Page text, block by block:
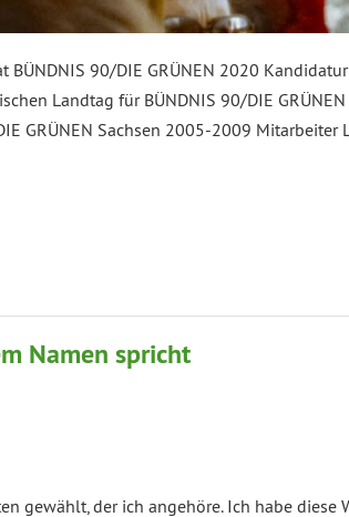
90/DIE GRÜNEN 2020
Landtag für BÜNDNIS 90/DIE
GRÜNEN Sachsen 2005-2009
Namen spricht
gewählt, der ich angehöre. Ich habe diese